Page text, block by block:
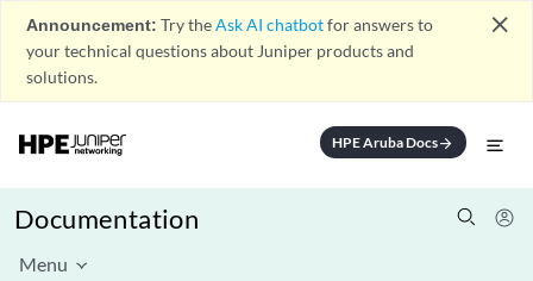
Announcement: Try theAsk AI chatbotfor answers to
your technical questions about Juniper products and
solutions.
close
HPE Aruba Docsarrow_forward
Documentation
Menu